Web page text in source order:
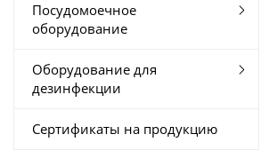
Посудомоечное
оборудование
Оборудование для
дезинфекции
Сертификаты на продукцию